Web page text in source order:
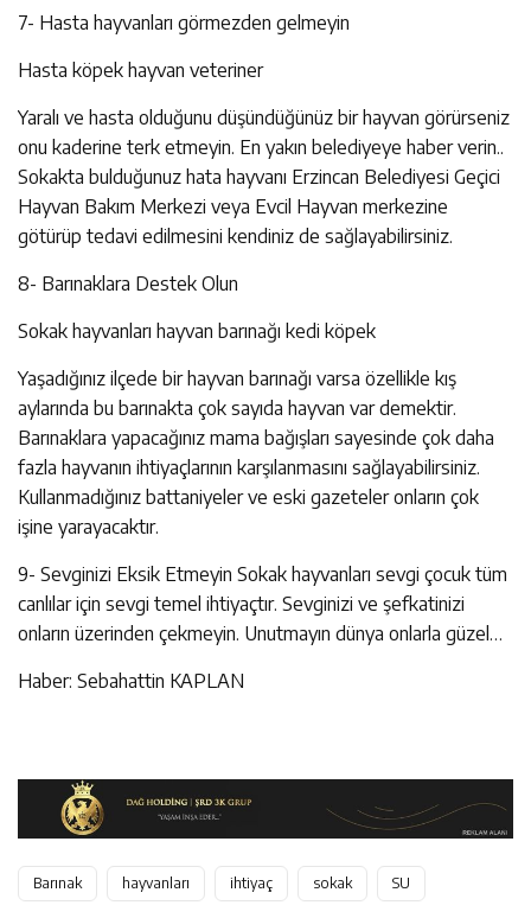
7- Hasta hayvanları görmezden gelmeyin
Hasta köpek hayvan veteriner
Yaralı ve hasta olduğunu düşündüğünüz bir hayvan görürseniz
onu kaderine terk etmeyin. En yakın belediyeye haber verin..
Sokakta bulduğunuz hata hayvanı Erzincan Belediyesi Geçici
Hayvan Bakım Merkezi veya Evcil Hayvan merkezine
götürüp tedavi edilmesini kendiniz de sağlayabilirsiniz.
8- Barınaklara Destek Olun
Sokak hayvanları hayvan barınağı kedi köpek
Yaşadığınız ilçede bir hayvan barınağı varsa özellikle kış
aylarında bu barınakta çok sayıda hayvan var demektir.
Barınaklara yapacağınız mama bağışları sayesinde çok daha
fazla hayvanın ihtiyaçlarının karşılanmasını sağlayabilirsiniz.
Kullanmadığınız battaniyeler ve eski gazeteler onların çok
işine yarayacaktır.
9- Sevginizi Eksik Etmeyin Sokak hayvanları sevgi çocuk tüm
canlılar için sevgi temel ihtiyaçtır. Sevginizi ve şefkatinizi
onların üzerinden çekmeyin. Unutmayın dünya onlarla güzel…
Haber: Sebahattin KAPLAN
Barınak hayvanları ihtiyaç sokak SU